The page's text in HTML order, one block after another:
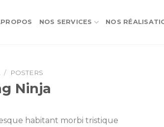
NOS SERVICES NOS
/ POSTERS
Ninja
habitant morbi tristique